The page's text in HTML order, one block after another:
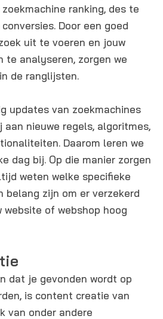
ranking, des te
Door een goed
uit te voeren en jouw
te analyseren, zorgen we
de ranglijsten.
updates van zoekmachines
aan nieuwe regels, algoritmes,
Daarom leren we
dag bij. Op die manier zorgen
weten welke specifieke
belang zijn om er verzekerd
of webshop hoog
dat je gevonden wordt op
is content creatie van
van onder andere